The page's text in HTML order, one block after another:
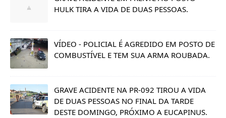
HULK TIRA A VIDA DE DUAS PESSOAS.
VÍDEO - POLICIAL É AGREDIDO EM POSTO DE
COMBUSTÍVEL E TEM SUA ARMA ROUBADA.
GRAVE ACIDENTE NA PR-092 TIROU A VIDA
DE DUAS PESSOAS NO FINAL DA TARDE
DESTE DOMINGO, PRÓXIMO A EUCAPINUS.